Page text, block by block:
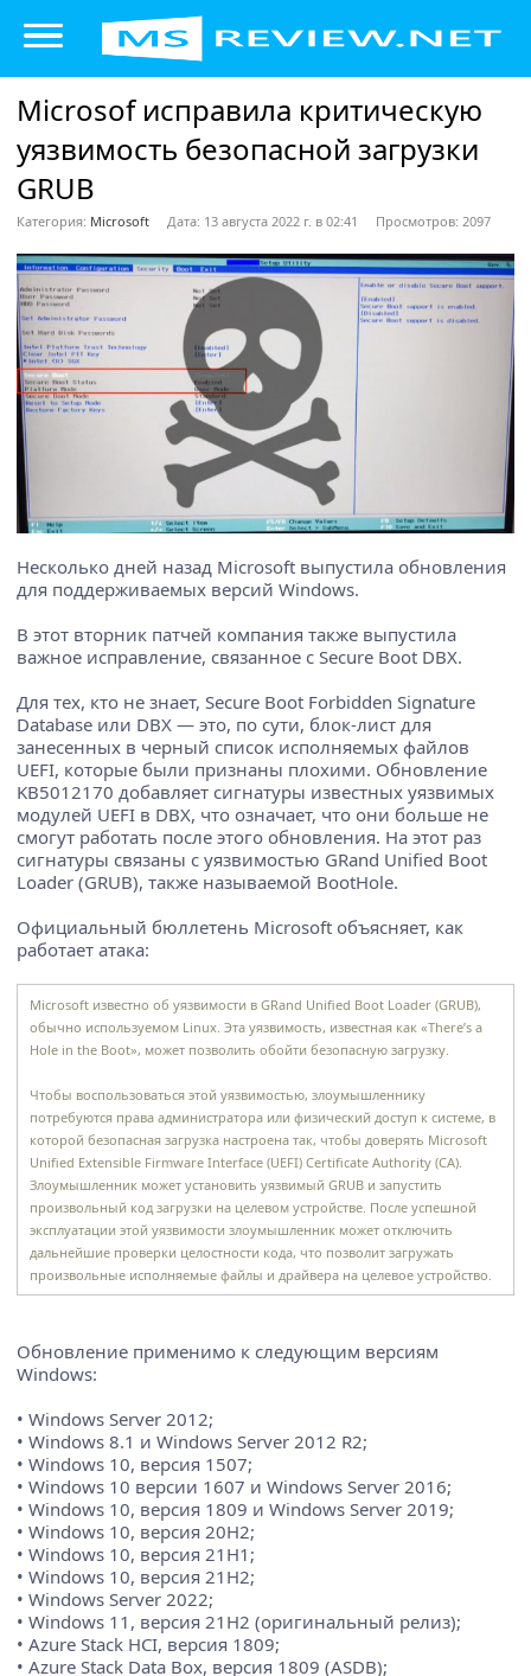
Microsof исправила критическую
уязвимость безопасной загрузки
GRUB
Категория: Microsoft Дата: 13 августа 2022 г. в 02:41 Просмотров: 2097
Несколько дней назад Microsoft выпустила обновления
для поддерживаемых версий Windows.
В этот вторник патчей компания также выпустила
важное исправление, связанное с Secure Boot DBX.
Для тех, кто не знает, Secure Boot Forbidden Signature
Database или DBX — это, по сути, блок-лист для
занесенных в черный список исполняемых файлов
UEFI, которые были признаны плохими. Обновление
KB5012170 добавляет сигнатуры известных уязвимых
модулей UEFI в DBX, что означает, что они больше не
смогут работать после этого обновления. На этот раз
сигнатуры связаны с уязвимостью GRand Unified Boot
Loader (GRUB), также называемой BootHole.
Официальный бюллетень Microsoft объясняет, как
работает атака:
Microsoft известно об уязвимости в GRand Unified Boot Loader (GRUB),
обычно используемом Linux. Эта уязвимость, известная как «There’s a
Hole in the Boot», может позволить обойти безопасную загрузку.
Чтобы воспользоваться этой уязвимостью, злоумышленнику
потребуются права администратора или физический доступ к системе, в
которой безопасная загрузка настроена так, чтобы доверять Microsoft
Unified Extensible Firmware Interface (UEFI) Certificate Authority (CA).
Злоумышленник может установить уязвимый GRUB и запустить
произвольный код загрузки на целевом устройстве. После успешной
эксплуатации этой уязвимости злоумышленник может отключить
дальнейшие проверки целостности кода, что позволит загружать
произвольные исполняемые файлы и драйвера на целевое устройство.
Обновление применимо к следующим версиям
Windows:
• Windows Server 2012;
• Windows 8.1 и Windows Server 2012 R2;
• Windows 10, версия 1507;
• Windows 10 версии 1607 и Windows Server 2016;
• Windows 10, версия 1809 и Windows Server 2019;
• Windows 10, версия 20H2;
• Windows 10, версия 21H1;
• Windows 10, версия 21H2;
• Windows Server 2022;
• Windows 11, версия 21H2 (оригинальный релиз);
• Azure Stack HCI, версия 1809;
• Azure Stack Data Box, версия 1809 (ASDB);